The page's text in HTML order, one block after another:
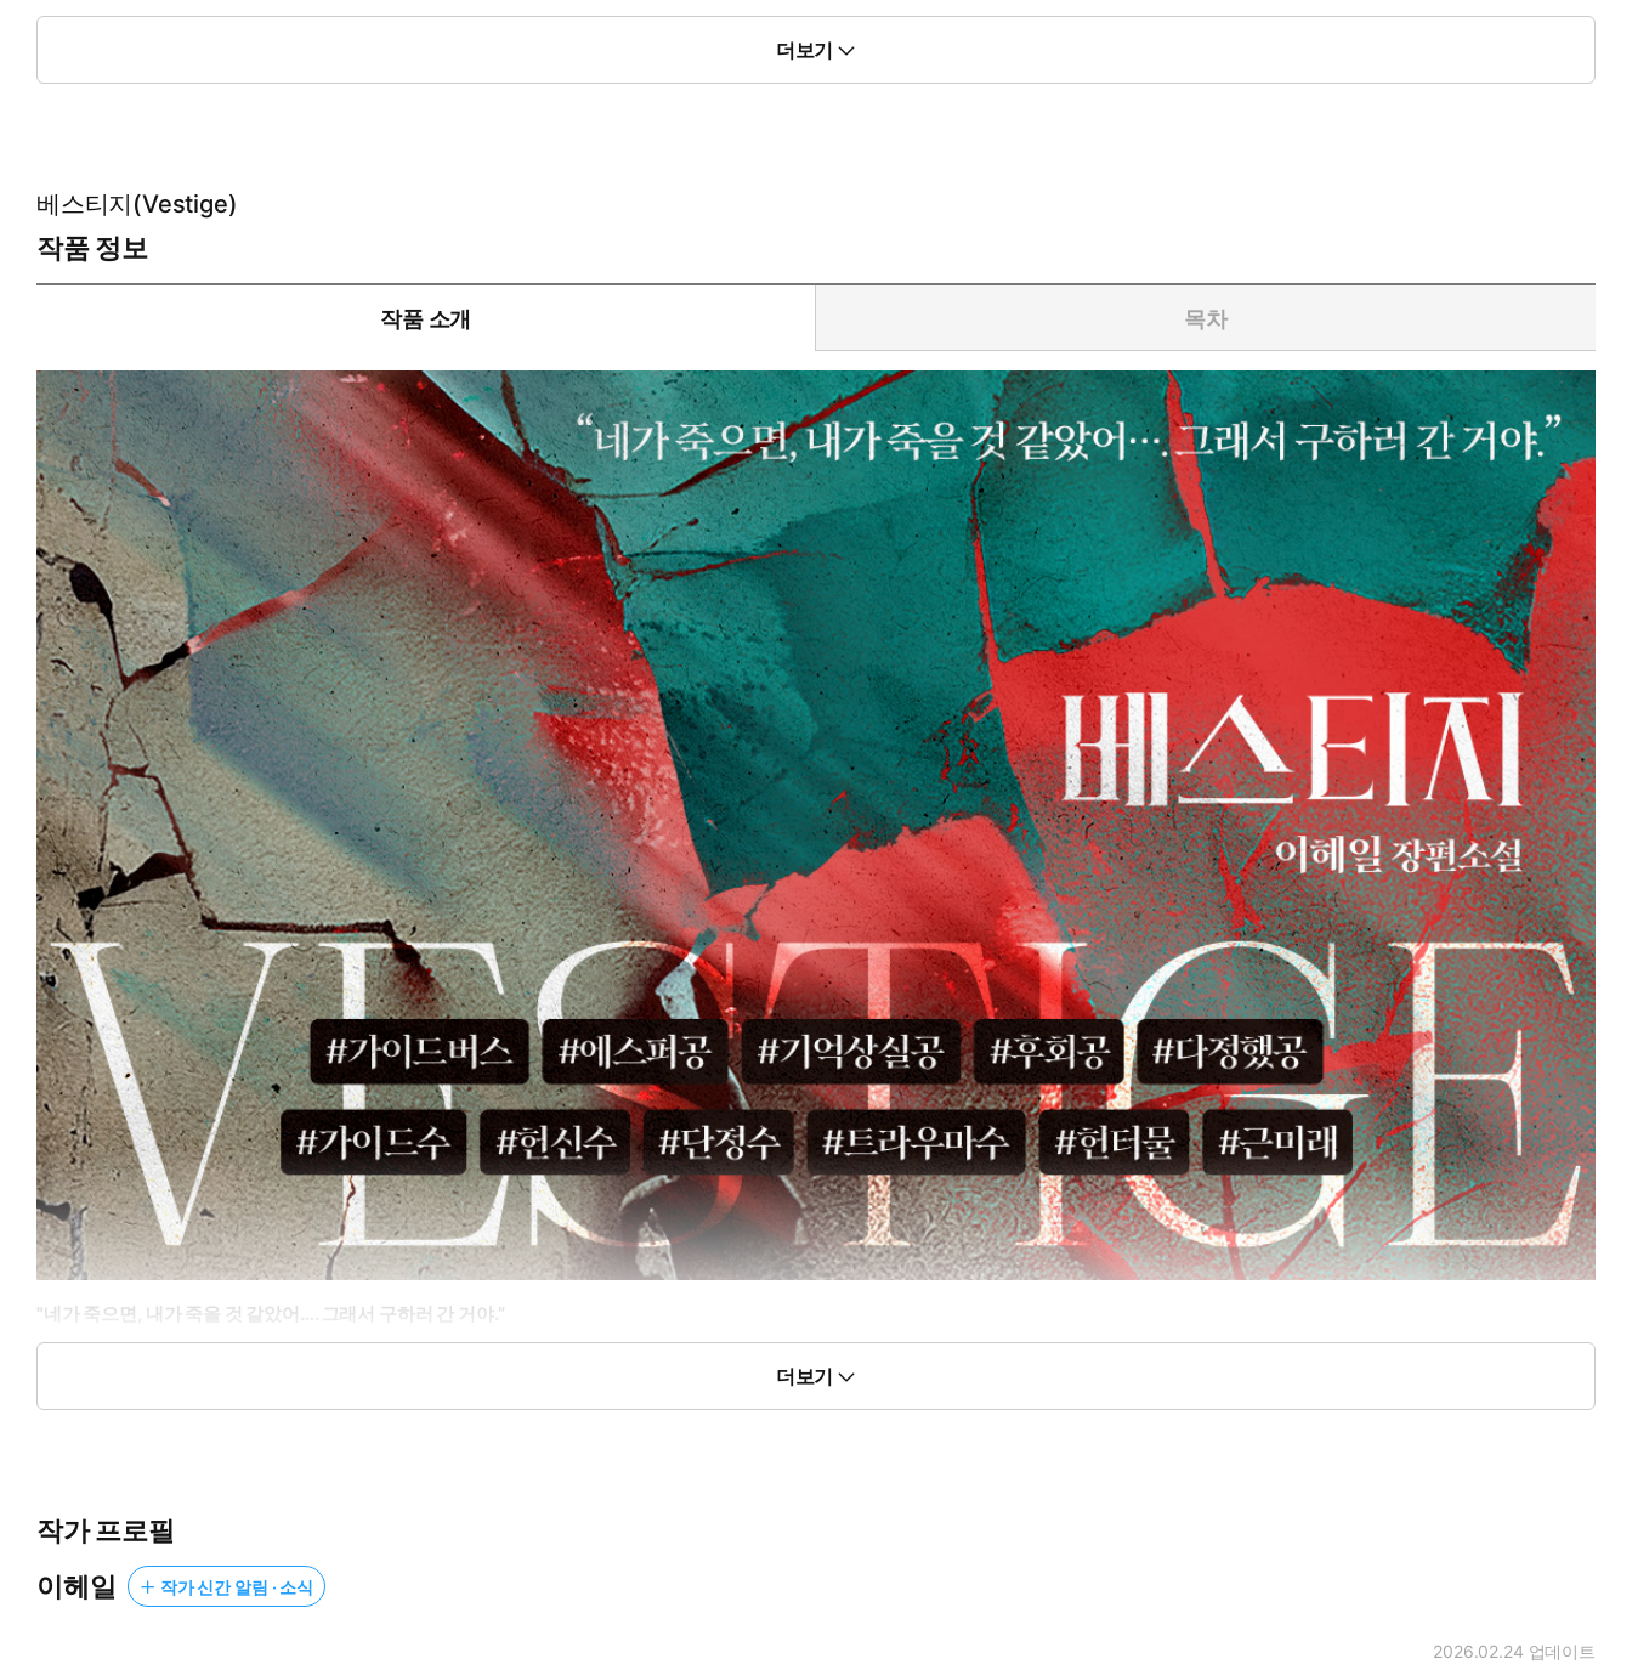
* 공감 글귀: “저기… 저기 말이야. 이제 일부러 숨길 필요 없어. 이제까지 네가 날 어떻게 생각하고 있었는지, 어떤 사람인지 이제 다 알았으니까. 그런 연기 같은 거… 굳이 안 해도 돼.”
더보기
베스티지(Vestige)
작품 정보
작품 소개 목차
"네가 죽으면, 내가 죽을 것 같았어…. 그래서 구하러 간 거야.”
가이드 주호는 게이트 전투에서 쓰러진 에스퍼이자 연인인 서원을 살리기 위해 응급 가이딩에 나섰지만, 역으로 공격을 받고 팔 하나를 잃는다.
기억이 없어도 괜찮을 거라 믿었다.
사랑했던 그라면, 분명 자신을 아껴줄 거라고.
하지만 다시 마주한 서원은 기억뿐 아니라 사람 자체가 달라져 있었다.
더보기
작가 프로필
이헤일
작가 신간 알림 · 소식
2026.02.24 업데이트